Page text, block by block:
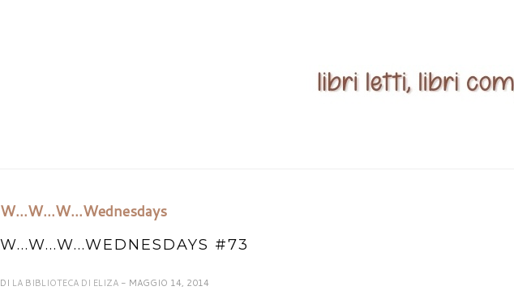
W...W...W...Wednesdays
W...W...W...WEDNESDAYS #73
DI LA BIBLIOTECA DI ELIZA - MAGGIO 14, 2014